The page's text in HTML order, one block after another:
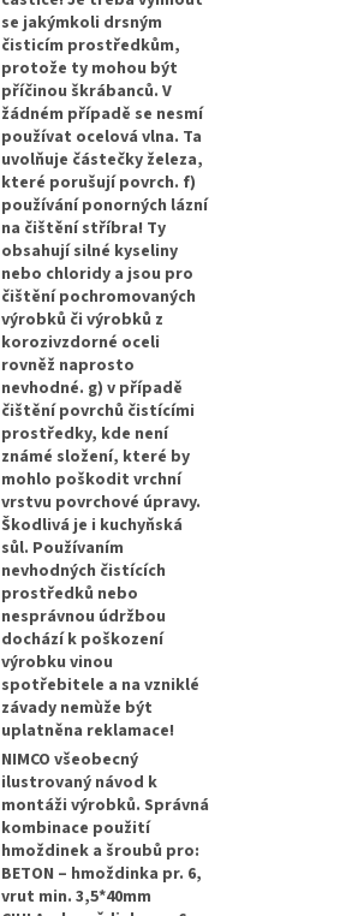
se jakýmkoli drsným
čisticím prostředkům,
protože ty mohou být
příčinou škrábanců. V
žádném případě se nesmí
používat ocelová vlna. Ta
uvolňuje částečky železa,
které porušují povrch. f)
používání ponorných lázní
na čištění stříbra! Ty
obsahují silné kyseliny
nebo chloridy a jsou pro
čištění pochromovaných
výrobků či výrobků z
korozivzdorné oceli
rovněž naprosto
nevhodné. g) v případě
čištění povrchů čistícími
prostředky, kde není
známé složení, které by
mohlo poškodit vrchní
vrstvu povrchové úpravy.
Škodlivá je i kuchyňská
sůl. Používaním
nevhodných čistících
prostředků nebo
nesprávnou údržbou
dochází k poškození
výrobku vinou
spotřebitele a na vzniklé
závady nemùže být
uplatněna reklamace!
NIMCO všeobecný
ilustrovaný návod k
montáži výrobků. Správná
kombinace použití
hmoždinek a šroubů pro:
BETON – hmoždinka pr. 6,
vrut min. 3,5*40mm